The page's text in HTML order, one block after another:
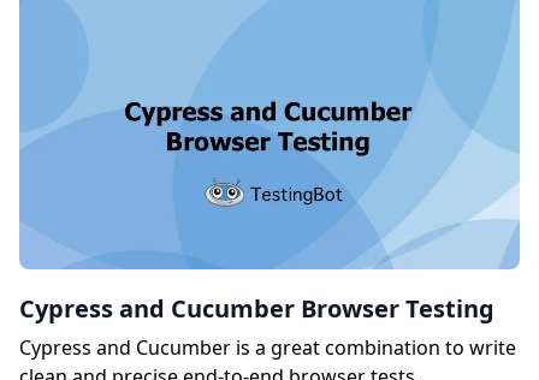
Cypress and Cucumber Browser Testing
Cypress and Cucumber is a great combination to write